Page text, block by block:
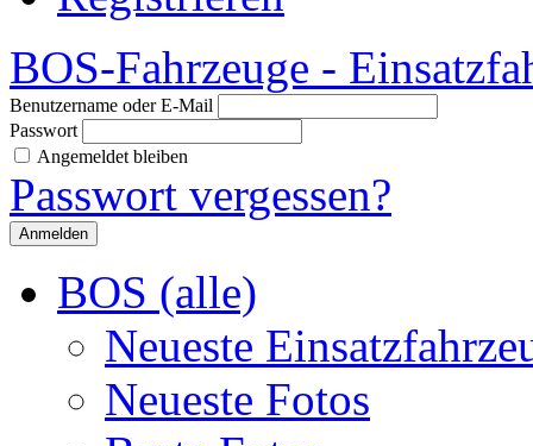
BOS-Fahrzeuge -
Benutzername oder E-Mail
Passwort
Angemeldet bleiben
Passwort vergessen?
BOS (alle)
Neueste
Neueste Fotos